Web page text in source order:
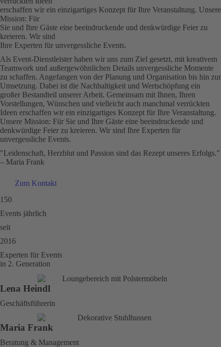
erschaffen wir ein einzigartiges Konzept für Ihre Veranstaltung. Unsere
Mission: Für
Sie und Ihre Gäste eine beeindruckende und denkwürdige Feier zu
kreieren. Wir sind
Ihre Experten für unvergessliche Events.
Als Event-Dienstleister haben wir uns zum Ziel gesetzt, mit kreativem
Teamwork und außergewöhnlichen Details unvergessliche Momente
zu schaffen. Angefangen von der Planung und Organisation bis hin zur
Umsetzung. Dabei ist die Nachhaltigkeit und Wertschöpfung ein
großer Bestandteil unserer Arbeit. Gemeinsam mit Ihnen, Ihren
Vorstellungen, Wünschen und vielleicht auch manchmal verrückten
Ideen erschaffen wir ein einzigartiges Konzept für Ihre Veranstaltung.
Unsere Mission: Für Sie und Ihre Gäste eine beeindruckende und
denkwürdige Feier zu kreieren. Wir sind Ihre Experten für
unvergessliche Events.
"Leidenschaft, Herzblut und Passion sind das Rezept unseres Erfolgs."
– Maria Frank
Zum Kontakt
150
Events jährlich
seit
2016
Experten für Events
in 2. Generation
Lena Heindl
Geschäftsführerin
Maria Frank
Beratung & Management